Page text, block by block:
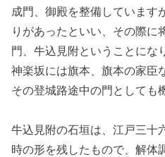
成門、御殿を整備しています
りがあったといい、その際に
門、牛込見附ということにな
神楽坂には旗本、旗本の家臣
その登城路途中の門としても
牛込見附の石垣は、江戸三十
時の形を残したもので、解体